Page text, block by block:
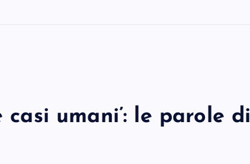
umani’: le parole di